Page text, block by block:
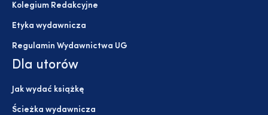
Kolegium Redakcyjne
Etyka wydawnicza
Regulamin Wydawnictwa UG
Dla utorów
Jak wydać książkę
Ścieżka wydawnicza